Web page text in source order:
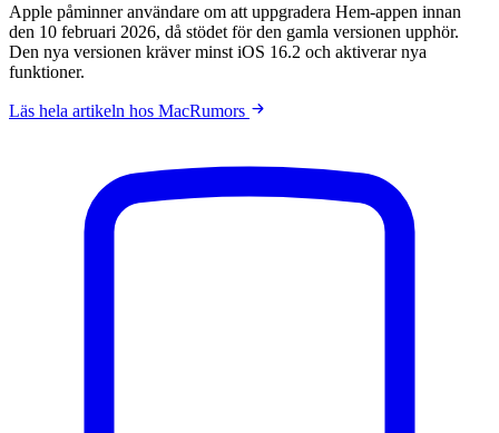
Apple påminner användare om att uppgradera Hem-appen innan
den 10 februari 2026, då stödet för den gamla versionen upphör.
Den nya versionen kräver minst iOS 16.2 och aktiverar nya
funktioner.
Läs hela artikeln hos MacRumors